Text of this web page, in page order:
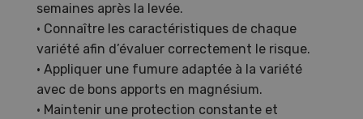
semaines après la levée.
• Connaître les caractéristiques de chaque
variété afin d’évaluer correctement le risque.
• Appliquer une fumure adaptée à la variété
avec de bons apports en magnésium.
• Maintenir une protection constante et